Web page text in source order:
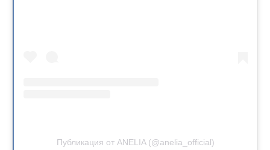
Публикация от ANELIA (@anelia_official)